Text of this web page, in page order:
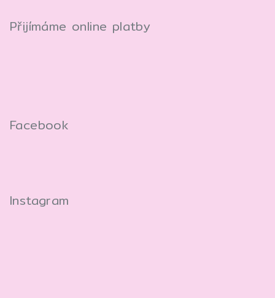
Přijímáme online platby
Facebook
Instagram